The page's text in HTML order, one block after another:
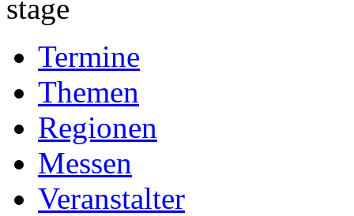
Termine
Themen
Regionen
Messen
Veranstalter